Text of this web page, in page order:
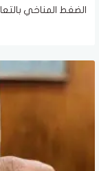
الضغط المناخي